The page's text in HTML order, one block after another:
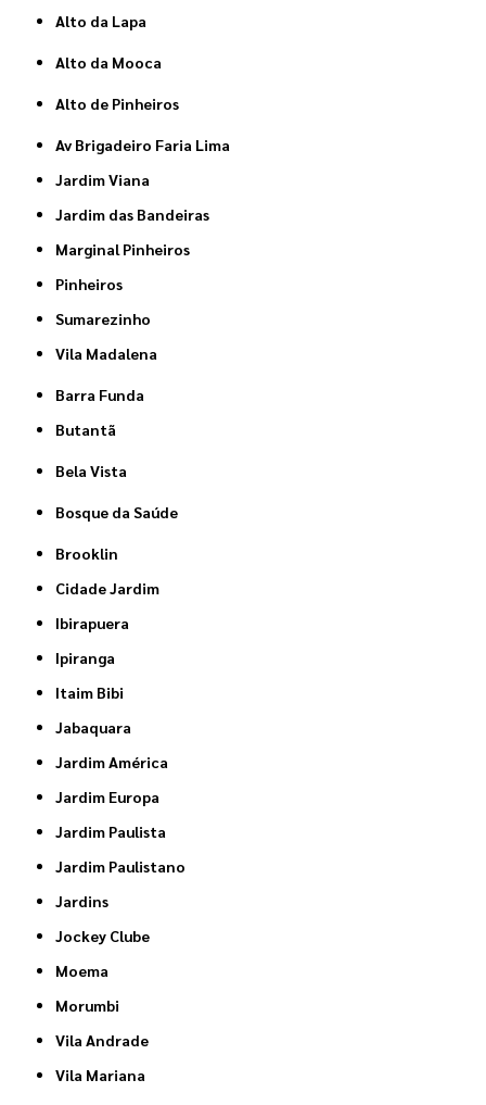
Alto da Lapa
Alto da Mooca
Alto de Pinheiros
Av Brigadeiro Faria Lima
Jardim Viana
Jardim das Bandeiras
Marginal Pinheiros
Pinheiros
Sumarezinho
Vila Madalena
Barra Funda
Butantã
Bela Vista
Bosque da Saúde
Brooklin
Cidade Jardim
Ibirapuera
Ipiranga
Itaim Bibi
Jabaquara
Jardim América
Jardim Europa
Jardim Paulista
Jardim Paulistano
Jardins
Jockey Clube
Moema
Morumbi
Vila Andrade
Vila Mariana